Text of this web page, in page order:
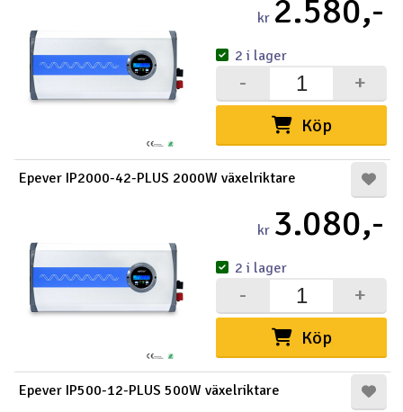
kr 2.580,-
Köp
+
-
2 i lager
Epever IP2000-42-PLUS 2000W växelriktare
kr 3.080,-
Köp
+
-
2 i lager
Epever IP500-12-PLUS 500W växelriktare